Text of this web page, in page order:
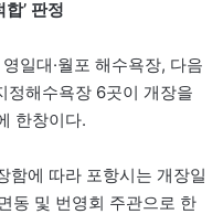
’ 판정
일대·월포 해수욕장, 다음
정해수욕장 6곳이 개장을
한창이다.
함에 따라 포항시는 개장일
동 및 번영회 주관으로 한